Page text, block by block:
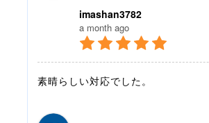
imashan3782
a month ago
素晴らしい対応でした。